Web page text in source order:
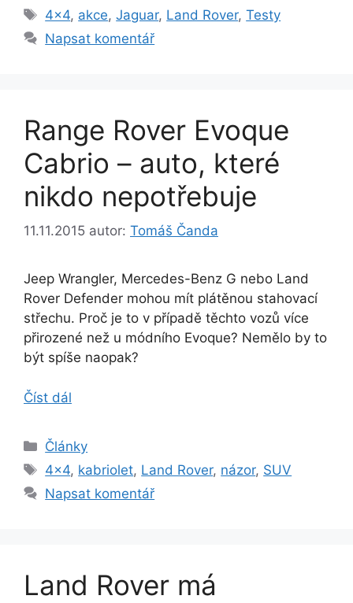
Štítky
4x4, akce,Jaguar, Land Rover,Testy
Napsat komentář
Range Rover Evoque
Cabrio – auto, které
nikdo nepotřebuje
11.11.2015 autor: Tomáš Čanda
Jeep Wrangler, Mercedes-Benz G nebo Land
Rover Defender mohou mít plátěnou stahovací
střechu. Proč je to v případě těchto vozů více
přirozené než u módního Evoque? Nemělo by to
být spíše naopak?
Číst dál
Rubriky
Články
Štítky
4x4, kabriolet, Land Rover, názor, SUV
Napsat komentář
Land Rover má